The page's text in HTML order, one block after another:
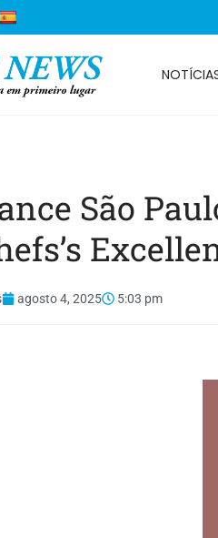
São
agosto 4, 2025 5:03 pm